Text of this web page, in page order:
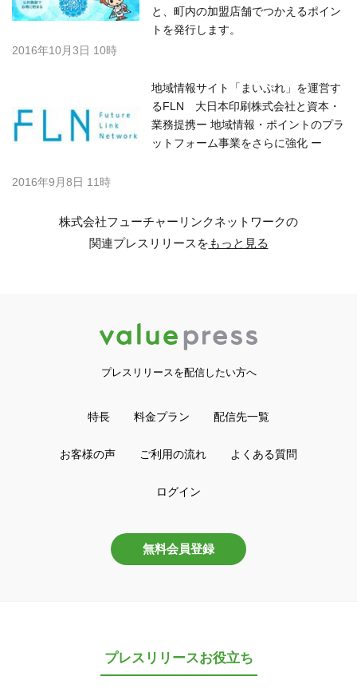
と、町内の加盟店舗でつかえるポイン
トを発行します。
2016年10月3日 10時
地域情報サイト「まいぷれ」を運営す
るFLN 大日本印刷株式会社と資本・
業務提携ー 地域情報・ポイントのプラ
ットフォーム事業をさらに強化 ー
2016年9月8日 11時
株式会社フューチャーリンクネットワークの
関連プレスリリースをもっと見る
プレスリリースを配信したい方へ
特長 料金プラン 配信先一覧
お客様の声 ご利用の流れ よくある質問
ログイン
無料会員登録
プレスリリースお役立ち